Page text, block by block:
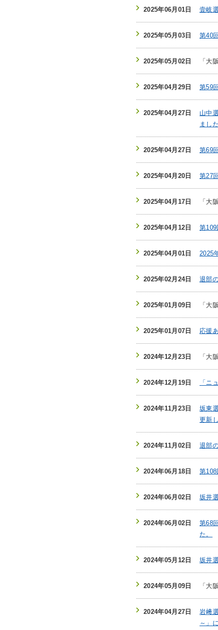
2025年06月01日 壹岐
2025年05月03日 第40
2025年05月02日 「大
2025年04月29日 第59
2025年04月27日
山中
まし
2025年04月27日 第69
2025年04月20日 第27
2025年04月17日 「大
2025年04月12日 第
2025年04月01日 2025
2025年02月24日 退部
2025年01月09日 「大
2025年01月07日 応援
2024年12月23日 「大
2024年12月19日 「ニ
2024年11月23日
坂東
更新
2024年11月02日 退部
2024年06月18日 第
2024年06月02日 坂井
2024年06月02日
第68
た。
2024年05月12日 坂井
2024年05月09日 「大
2024年04月27日
岩﨑
～」